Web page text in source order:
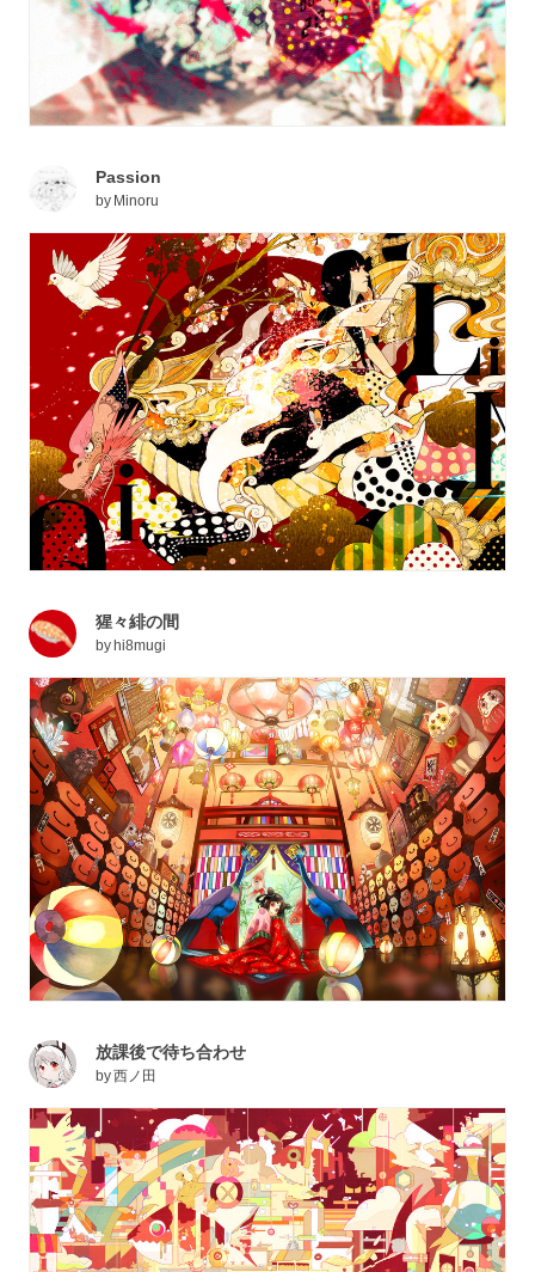
Passion
by Minoru
猩々緋の間
by hi8mugi
放課後で待ち合わせ
by西ノ田